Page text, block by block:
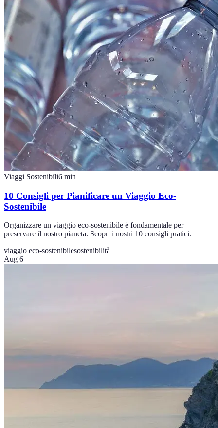
Viaggi Sostenibili6 min
10 Consigli per Pianificare un Viaggio Eco-
Sostenibile
Organizzare un viaggio eco-sostenibile è fondamentale per
preservare il nostro pianeta. Scopri i nostri 10 consigli pratici.
viaggio eco-sostenibilesostenibilità
Aug 6